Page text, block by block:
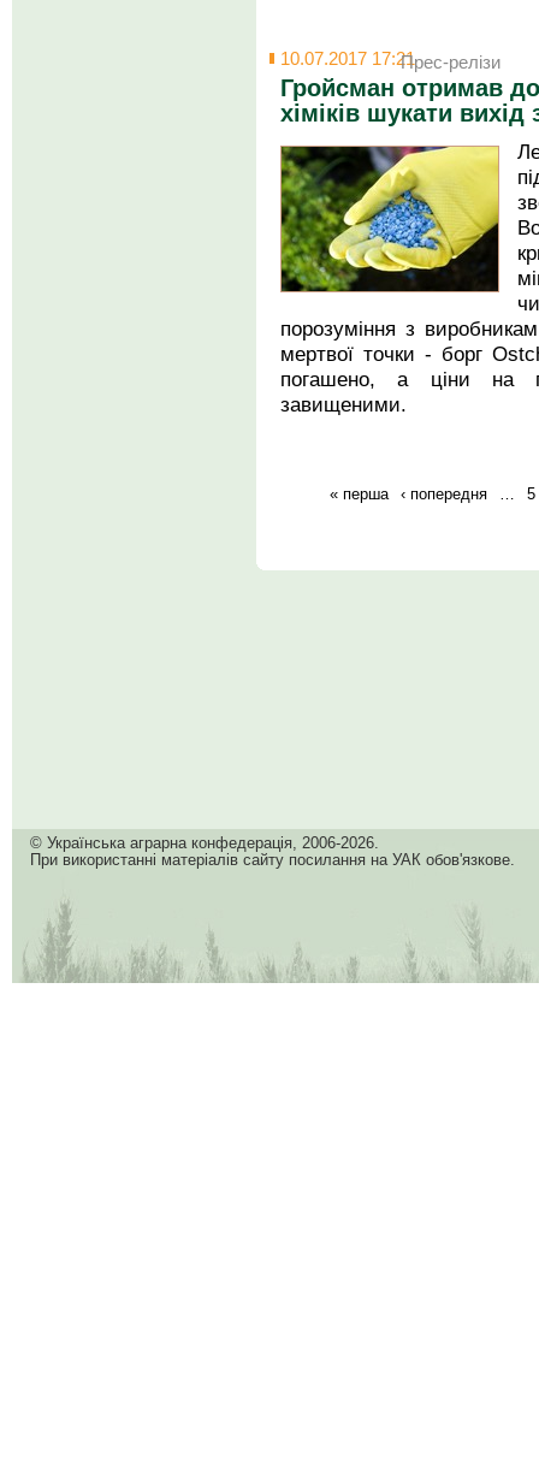
10.07.2017 17:21Прес-релізи
Гройсман отримав
хіміків шукати вихід
порозуміння з
мертвої точки - борг
погашено, а ціни на
завищеними.
« перша ‹ попередня … 5
© Українська аграрна конфедерація, 2006-2026.
При використанні матеріалів сайту посилання на УАК обов'язкове.